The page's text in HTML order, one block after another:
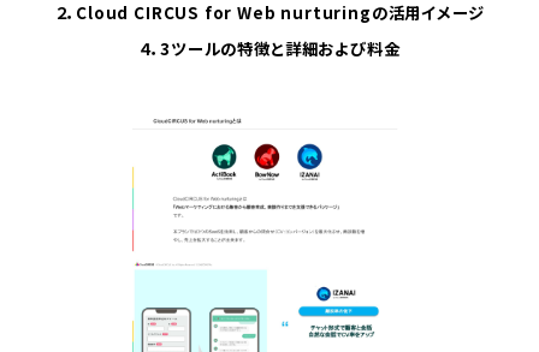
２． Cloud CIRCUS for Web nurturingの活用イメージ
４．3ツールの特徴と詳細および料金